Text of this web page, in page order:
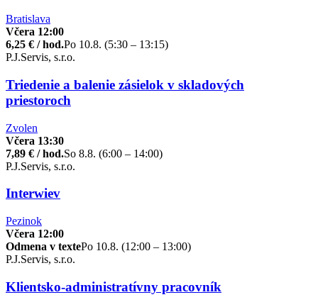
Bratislava
Včera 12:00
6,25 € / hod.Po 10.8. (5:30 – 13:15)
P.J.Servis, s.r.o.
Triedenie a balenie zásielok v skladových
priestoroch
Zvolen
Včera 13:30
7,89 € / hod.So 8.8. (6:00 – 14:00)
P.J.Servis, s.r.o.
Interwiev
Pezinok
Včera 12:00
Odmena v textePo 10.8. (12:00 – 13:00)
P.J.Servis, s.r.o.
Klientsko-administratívny pracovník